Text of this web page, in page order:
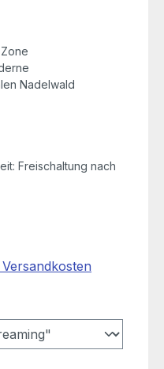
Nadelwald
Freischaltung nach